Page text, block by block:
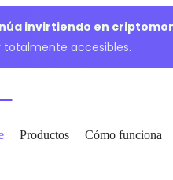
invirtiendo en
totalmente accesibles.
Productos Cómo funciona